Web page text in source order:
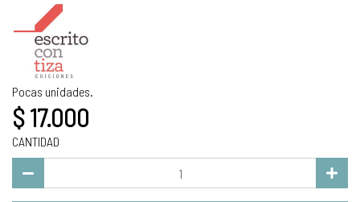
Pocas unidades.
$ 17.000
CANTIDAD